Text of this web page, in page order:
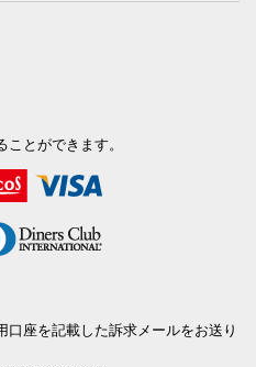
とができます。
座を記載した訴求メールをお送り